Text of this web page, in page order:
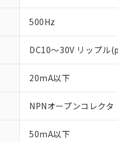
500Hz
DC10～30V リップル
20mA以下
NPNオープンコレクタ
50mA以下